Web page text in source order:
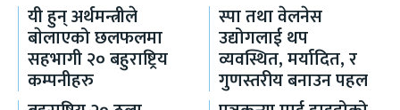
यी हुन् अर्थमन्त्रीले
बाेलाएको छलफलमा
सहभागी २० बहुराष्ट्रिय
कम्पनीहरु
स्पा तथा वेलनेस
उद्योगलाई थप
व्यवस्थित, मर्यादित, र
गुणस्तरीय बनाउन पहल